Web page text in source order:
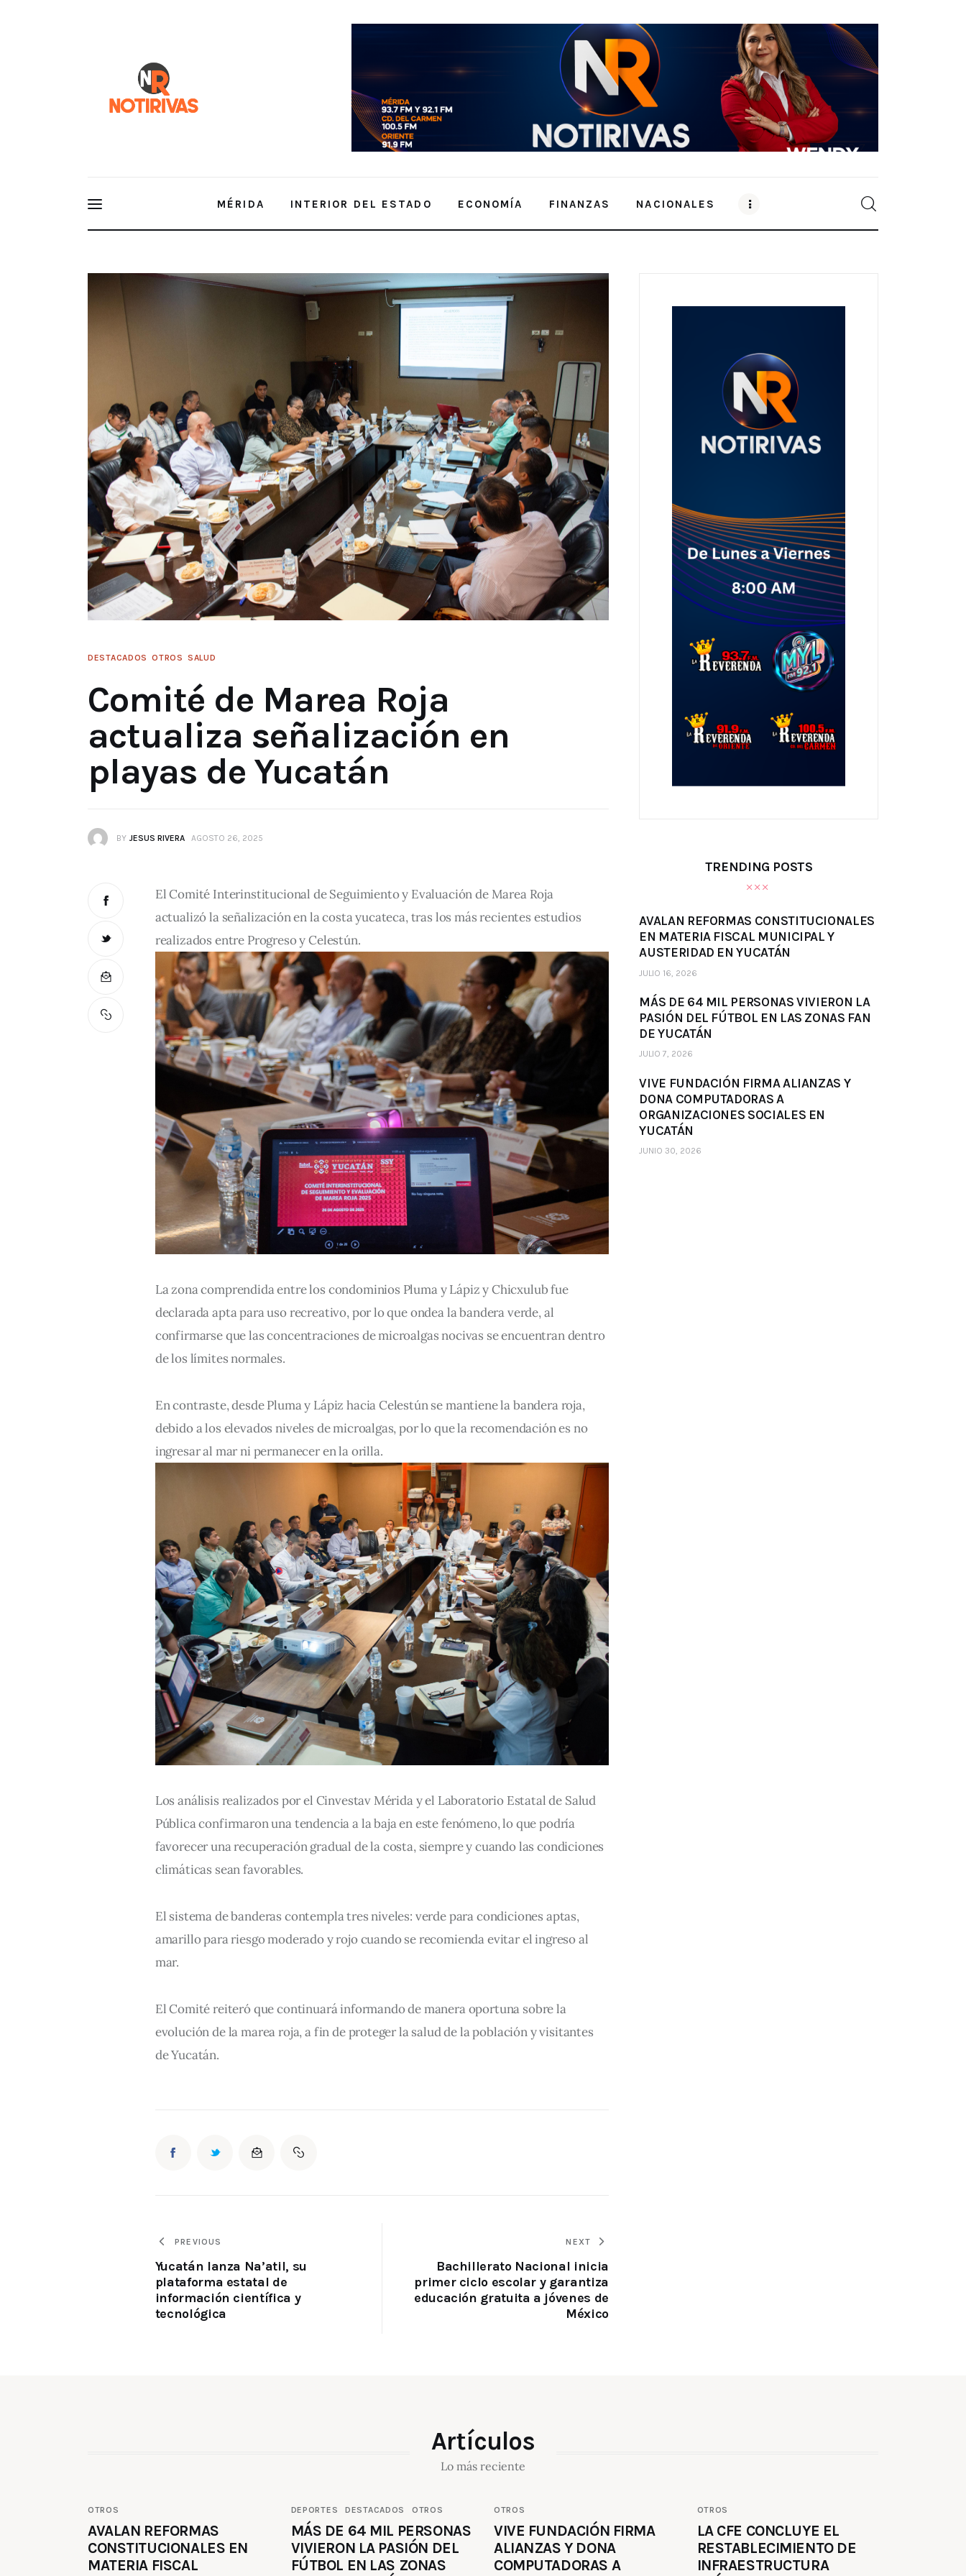
MÉRIDA INTERIOR DEL ESTADO ECONOMÍA FINANZAS NACIONALES
DESTACADOS OTROS SALUD
Comité de Marea Roja
actualiza señalización en
playas de Yucatán
BY JESUS RIVERA AGOSTO 26, 2025
El Comité Interinstitucional de Seguimiento y Evaluación de Marea Roja
actualizó la señalización en la costa yucateca, tras los más recientes estudios
realizados entre Progreso y Celestún.
La zona comprendida entre los condominios Pluma y Lápiz y Chicxulub fue
declarada apta para uso recreativo, por lo que ondea la bandera verde, al
confirmarse que las concentraciones de microalgas nocivas se encuentran dentro
de los límites normales.
En contraste, desde Pluma y Lápiz hacia Celestún se mantiene la bandera roja,
debido a los elevados niveles de microalgas, por lo que la recomendación es no
ingresar al mar ni permanecer en la orilla.
Los análisis realizados por el Cinvestav Mérida y el Laboratorio Estatal de Salud
Pública confirmaron una tendencia a la baja en este fenómeno, lo que podría
favorecer una recuperación gradual de la costa, siempre y cuando las condiciones
climáticas sean favorables.
El sistema de banderas contempla tres niveles: verde para condiciones aptas,
amarillo para riesgo moderado y rojo cuando se recomienda evitar el ingreso al
mar.
El Comité reiteró que continuará informando de manera oportuna sobre la
evolución de la marea roja, a fin de proteger la salud de la población y visitantes
de Yucatán.
PREVIOUS
Yucatán lanza Na’atil, su
plataforma estatal de
información científica y
tecnológica
NEXT
Bachillerato Nacional inicia
primer ciclo escolar y garantiza
educación gratuita a jóvenes de
México
TRENDING POSTS
AVALAN REFORMAS CONSTITUCIONALES
EN MATERIA FISCAL MUNICIPAL Y
AUSTERIDAD EN YUCATÁN
JULIO 16, 2026
MÁS DE 64 MIL PERSONAS VIVIERON LA
PASIÓN DEL FÚTBOL EN LAS ZONAS FAN
DE YUCATÁN
JULIO 7, 2026
VIVE FUNDACIÓN FIRMA ALIANZAS Y
DONA COMPUTADORAS A
ORGANIZACIONES SOCIALES EN
YUCATÁN
JUNIO 30, 2026
Artículos
Lo más reciente
OTROS
AVALAN REFORMAS
CONSTITUCIONALES EN
MATERIA FISCAL
DEPORTES DESTACADOS OTROS
MÁS DE 64 MIL PERSONAS
VIVIERON LA PASIÓN DEL
FÚTBOL EN LAS ZONAS
OTROS
VIVE FUNDACIÓN FIRMA
ALIANZAS Y DONA
COMPUTADORAS A
OTROS
LA CFE CONCLUYE EL
RESTABLECIMIENTO DE
INFRAESTRUCTURA